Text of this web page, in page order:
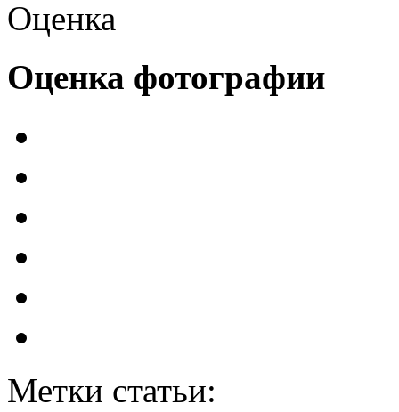
Оценка
Оценка фотографии
Метки статьи: